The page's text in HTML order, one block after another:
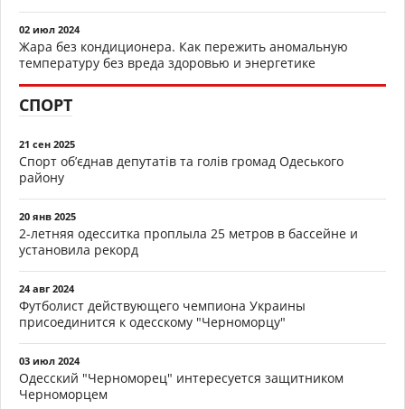
02 июл 2024
Жара без кондиционера. Как пережить аномальную
температуру без вреда здоровью и энергетике
СПОРТ
21 сен 2025
Спорт об’єднав депутатів та голів громад Одеського
району
20 янв 2025
2-летняя одесситка проплыла 25 метров в бассейне и
установила рекорд
24 авг 2024
Футболист действующего чемпиона Украины
присоединится к одесскому "Черноморцу"
03 июл 2024
Одесский "Черноморец" интересуется защитником
Черноморцем